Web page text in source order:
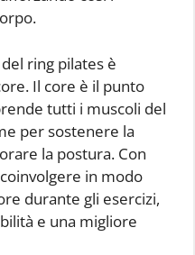
ring pilates è
Il core è il punto
tutti i muscoli del
per sostenere la
la postura. Con
in modo
durante gli esercizi,
e una migliore